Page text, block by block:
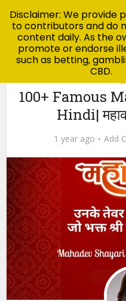
100+ Famous
Hindi|
1 year ago Add
Disclaimer: We provide
to contributors and do
content daily. As the
promote or endorse
such as betting,
CBD.